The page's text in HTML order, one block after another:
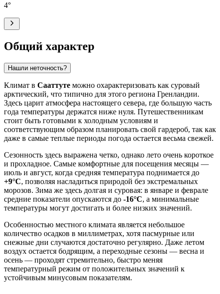
4°
Общий характер
Нашли неточность?
Климат в Сааттуте можно охарактеризовать как суровый
арктический, что типично для этого региона Гренландии.
Здесь царит атмосфера настоящего севера, где большую часть
года температуры держатся ниже нуля. Путешественникам
стоит быть готовыми к холодным условиям и
соответствующим образом планировать свой гардероб, так как
даже в самые теплые периоды погода остается весьма свежей.
Сезонность здесь выражена четко, однако лето очень короткое
и прохладное. Самые комфортные для посещения месяцы —
июль и август, когда средняя температура поднимается до
+9°C, позволяя насладиться природой без экстремальных
морозов. Зима же здесь долгая и суровая: в январе и феврале
средние показатели опускаются до -16°C, а минимальные
температуры могут достигать и более низких значений.
Особенностью местного климата является небольшое
количество осадков в миллиметрах, хотя пасмурные или
снежные дни случаются достаточно регулярно. Даже летом
воздух остается бодрящим, а переходные сезоны — весна и
осень — проходят стремительно, быстро меняя
температурный режим от положительных значений к
устойчивым минусовым показателям.